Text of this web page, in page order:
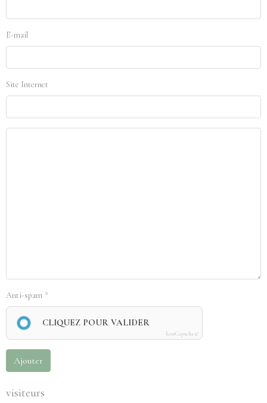
E-mail
Site Internet
Anti-spam
CLIQUEZ POUR VALIDER
IconCaptcha ©
Ajouter
visiteurs